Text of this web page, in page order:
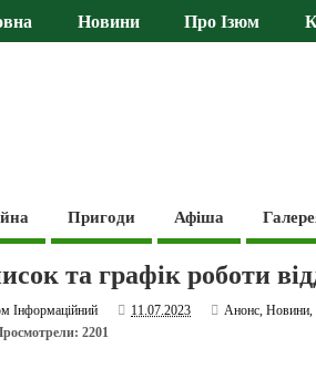
Новини Про Ізюм
Пригоди Афіша
та графік роботи
Інформаційний 11.07.2023 Анонс,Новини,
2201